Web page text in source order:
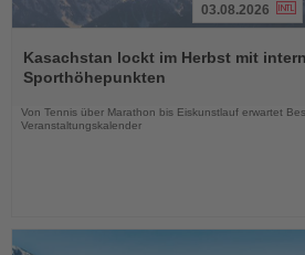
Sie
die
Nachrichten
03.08.2026
Kasachstan lockt im Herbst mit
Sporthöhepunkten
Von Tennis über Marathon bis Eiskunstlauf erwartet
Veranstaltungskalender